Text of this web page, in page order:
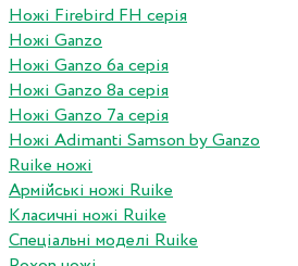
Ножі Firebird FH серія
Ножі Ganzo
Ножі Ganzo 6а серія
Ножі Ganzo 8а серія
Ножі Ganzo 7а серія
Ножі Adimanti Samson by Ganzo
Ruike ножі
Армійські ножі Ruike
Класичні ножі Ruike
Спеціальні моделі Ruike